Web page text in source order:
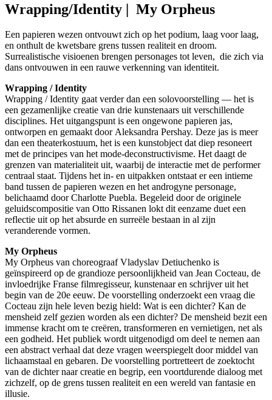
Wrapping/Identity | My Orpheus
Een papieren wezen ontvouwt zich op het podium, laag voor laag,
en onthult de kwetsbare grens tussen realiteit en droom.
Surrealistische visioenen brengen personages tot leven, die zich via
dans ontvouwen in een rauwe verkenning van identiteit.
Wrapping / Identity
Wrapping / Identity gaat verder dan een solovoorstelling — het is
een gezamenlijke creatie van drie kunstenaars uit verschillende
disciplines. Het uitgangspunt is een ongewone papieren jas,
ontworpen en gemaakt door Aleksandra Pershay. Deze jas is meer
dan een theaterkostuum, het is een kunstobject dat diep resoneert
met de principes van het mode-deconstructivisme. Het daagt de
grenzen van materialiteit uit, waarbij de interactie met de performer
centraal staat. Tijdens het in- en uitpakken ontstaat er een intieme
band tussen de papieren wezen en het androgyne personage,
belichaamd door Charlotte Puebla. Begeleid door de originele
geluidscompositie van Otto Rissanen lokt dit eenzame duet een
reflectie uit op het absurde en surreële bestaan in al zijn
veranderende vormen.
My Orpheus
My Orpheus van choreograaf Vladyslav Detiuchenko is
geïnspireerd op de grandioze persoonlijkheid van Jean Cocteau, de
invloedrijke Franse filmregisseur, kunstenaar en schrijver uit het
begin van de 20e eeuw. De voorstelling onderzoekt een vraag die
Cocteau zijn hele leven bezig hield: Wat is een dichter? Kan de
mensheid zelf gezien worden als een dichter? De mensheid bezit een
immense kracht om te creëren, transformeren en vernietigen, net als
een godheid. Het publiek wordt uitgenodigd om deel te nemen aan
een abstract verhaal dat deze vragen weerspiegelt door middel van
lichaamstaal en gebaren. De voorstelling portretteert de zoektocht
van de dichter naar creatie en begrip, een voortdurende dialoog met
zichzelf, op de grens tussen realiteit en een wereld van fantasie en
illusie.